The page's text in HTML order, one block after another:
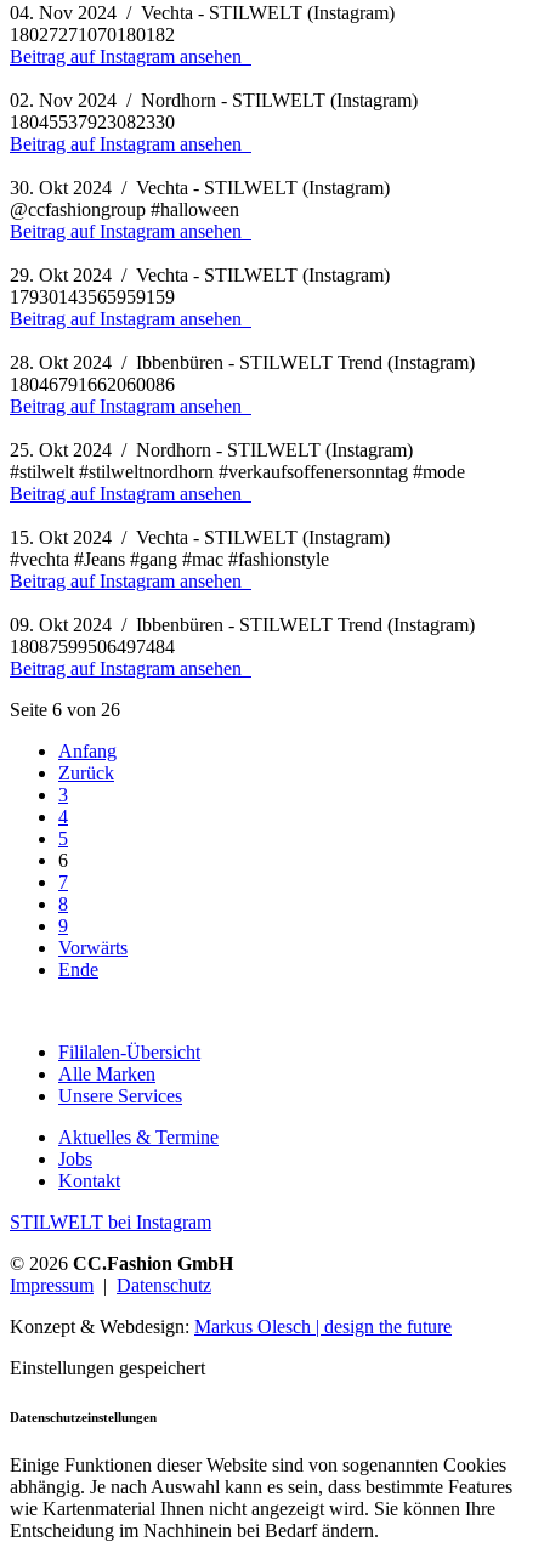
04. Nov 2024 / Vechta - STILWELT (Instagram)
18027271070180182
Beitrag auf Instagram ansehen
02. Nov 2024 / Nordhorn - STILWELT (Instagram)
18045537923082330
Beitrag auf Instagram ansehen
30. Okt 2024 / Vechta - STILWELT (Instagram)
@ccfashiongroup #halloween
Beitrag auf Instagram ansehen
29. Okt 2024 / Vechta - STILWELT (Instagram)
17930143565959159
Beitrag auf Instagram ansehen
28. Okt 2024 / Ibbenbüren - STILWELT Trend (Instagram)
18046791662060086
Beitrag auf Instagram ansehen
25. Okt 2024 / Nordhorn - STILWELT (Instagram)
#stilwelt #stilweltnordhorn #verkaufsoffenersonntag #mode
Beitrag auf Instagram ansehen
15. Okt 2024 / Vechta - STILWELT (Instagram)
#vechta #Jeans #gang #mac #fashionstyle
Beitrag auf Instagram ansehen
09. Okt 2024 / Ibbenbüren - STILWELT Trend (Instagram)
18087599506497484
Beitrag auf Instagram ansehen
Seite 6 von 26
Anfang
Zurück
3
4
5
6
7
8
9
Vorwärts
Ende
Fililalen-Übersicht
Alle Marken
Unsere Services
Aktuelles & Termine
Jobs
Kontakt
STILWELT bei Instagram
© 2026 CC.Fashion GmbH
Impressum | Datenschutz
Konzept & Webdesign: Markus Olesch | design the future
Einstellungen gespeichert
Datenschutzeinstellungen
Einige Funktionen dieser Website sind von sogenannten Cookies
abhängig. Je nach Auswahl kann es sein, dass bestimmte Features
wie Kartenmaterial Ihnen nicht angezeigt wird. Sie können Ihre
Entscheidung im Nachhinein bei Bedarf ändern.